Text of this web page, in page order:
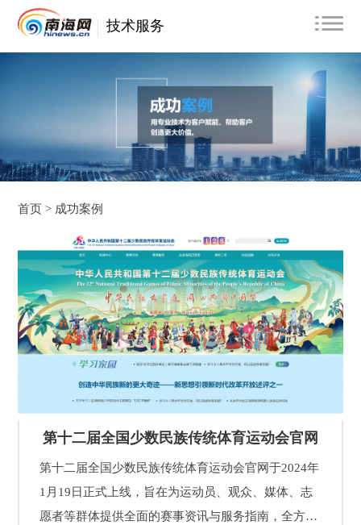
技术服务
首页 > 成功案例
第十二届全国少数民族传统体育运动会官网
第十二届全国少数民族传统体育运动会官网于2024年
1月19日正式上线，旨在为运动员、观众、媒体、志
愿者等群体提供全面的赛事资讯与服务指南，全方位